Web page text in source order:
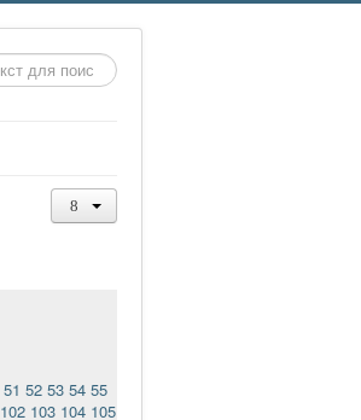
51 52 53 54 55
102 103 104 105